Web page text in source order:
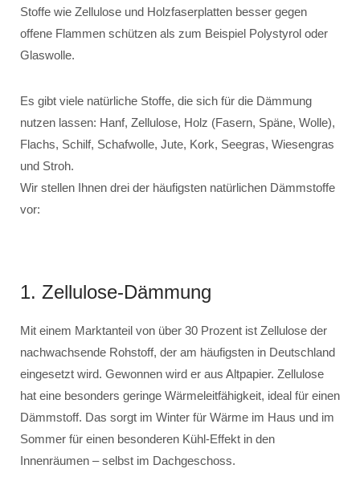
Stoffe wie Zellulose und Holzfaserplatten besser gegen
offene Flammen schützen als zum Beispiel Polystyrol oder
Glaswolle.
Es gibt viele natürliche Stoffe, die sich für die Dämmung
nutzen lassen: Hanf, Zellulose, Holz (Fasern, Späne, Wolle),
Flachs, Schilf, Schafwolle, Jute, Kork, Seegras, Wiesengras
und Stroh.
Wir stellen Ihnen drei der häufigsten natürlichen Dämmstoffe
vor:
1. Zellulose-Dämmung
Mit einem Marktanteil von über 30 Prozent ist Zellulose der
nachwachsende Rohstoff, der am häufigsten in Deutschland
eingesetzt wird. Gewonnen wird er aus Altpapier. Zellulose
hat eine besonders geringe Wärmeleitfähigkeit, ideal für einen
Dämmstoff. Das sorgt im Winter für Wärme im Haus und im
Sommer für einen besonderen Kühl-Effekt in den
Innenräumen – selbst im Dachgeschoss.